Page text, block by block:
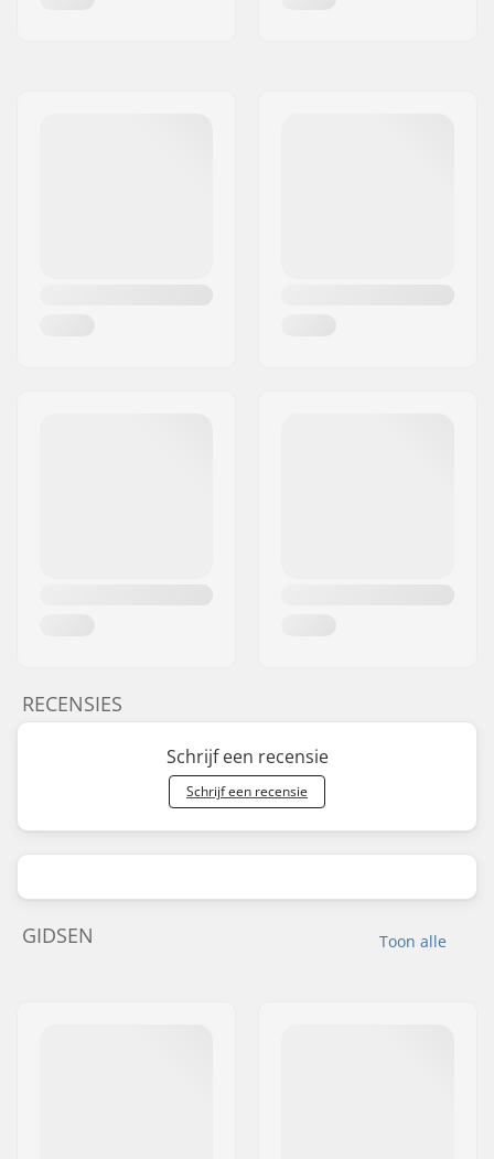
RECENSIES
Schrijf een recensie
Schrijf een recensie
Toon alle
GIDSEN